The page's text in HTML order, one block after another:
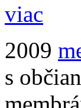
viac
2009
s